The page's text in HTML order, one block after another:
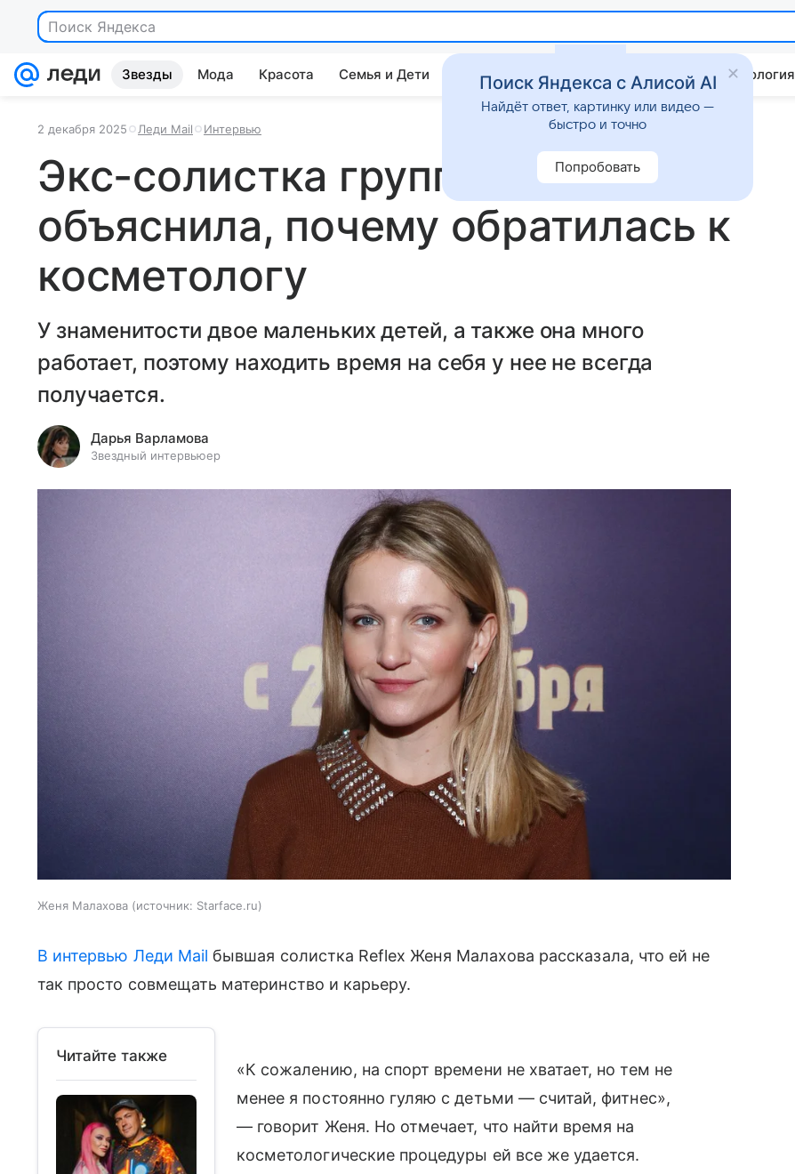
Поиск Яндекса
Звезды Мода Красота Семья и Дети Дом Гороскопы Стиль жизни Психология
2 декабря 2025 Леди Mail Интервью
Экс-солистка группы Reflex
объяснила, почему обратилась к
косметологу
У знаменитости двое маленьких детей, а также она много
работает, поэтому находить время на себя у нее не всегда
получается.
Дарья Варламова
Звездный интервьюер
Женя Малахова источник: Starface.ru
В интервью Леди Mail бывшая солистка Reflex Женя Малахова рассказала, что ей не
так просто совмещать материнство и карьеру.
Читайте также
«К сожалению, на спорт времени не хватает, но тем не
менее я постоянно гуляю с детьми — считай, фитнес»,
— говорит Женя. Но отмечает, что найти время на
косметологические процедуры ей все же удается.
Поиск Яндекса с Алисой AI
Найдёт ответ, картинку или видео —
быстро и точно
Попробовать